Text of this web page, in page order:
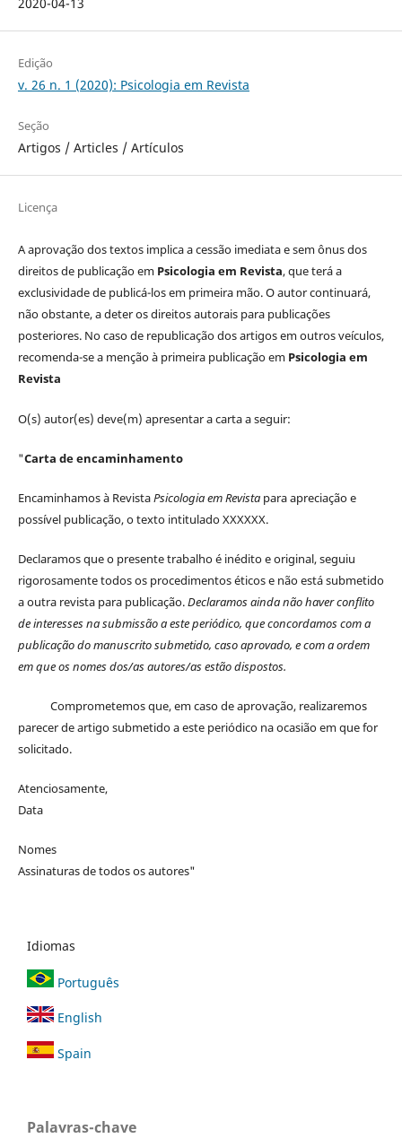
2020-04-13
Edição
v. 26 n. 1 (2020): Psicologia em Revista
Seção
Artigos / Articles / Artículos
Licença
A aprovação dos textos implica a cessão imediata e sem ônus dos
direitos de publicação em Psicologia em Revista, que terá a
exclusividade de publicá-los em primeira mão. O autor continuará,
não obstante, a deter os direitos autorais para publicações
posteriores. No caso de republicação dos artigos em outros veículos,
recomenda-se a menção à primeira publicação em Psicologia em
Revista
O(s) autor(es) deve(m) apresentar a carta a seguir:
"Carta de encaminhamento
Encaminhamos à RevistaPsicologia em Revistapara apreciação e
possível publicação, o texto intitulado XXXXXX.
Declaramos que o presente trabalho é inédito e original, seguiu
rigorosamente todos os procedimentos éticos e não está submetido
a outra revista para publicação.Declaramos ainda não haver conflito
de interesses na submissão a este periódico, que concordamos com a
publicação do manuscrito submetido, caso aprovado, e com a ordem
em que os nomes dos/as autores/as estão dispostos.
Comprometemos que, em caso de aprovação, realizaremos
parecer de artigo submetido a este periódico na ocasião em que for
solicitado.
Atenciosamente,
Data
Nomes
Assinaturas de todos os autores"
Idiomas
Português
English
Spain
Palavras-chave